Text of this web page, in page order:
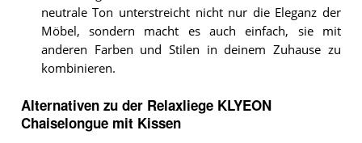
neutrale Ton unterstreicht nicht nur die Eleganz der
Möbel, sondern macht es auch einfach, sie mit
anderen Farben und Stilen in deinem Zuhause zu
kombinieren.
Alternativen zu der Relaxliege KLYEON
Chaiselongue mit Kissen